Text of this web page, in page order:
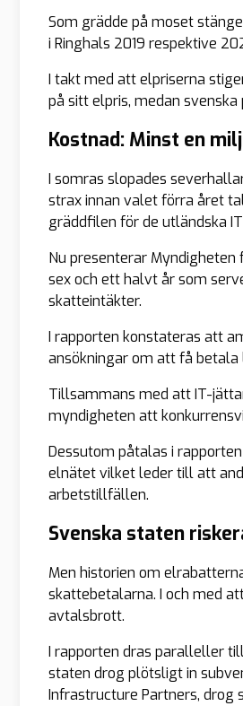
Som grädde på moset
i Ringhals 2019 respektive
I takt med att elpriserna
på sitt elpris, medan
Kostnad: Minst en
I somras slopades
strax innan valet förra året
gräddfilen för de utländska
Nu presenterar
sex och ett halvt år som
skatteintäkter.
I rapporten konstateras att
ansökningar om att få
Tillsammans med att IT-
myndigheten att
Dessutom påtalas i
elnätet vilket leder till att
arbetstillfällen.
Svenska staten
Men historien om
skattebetalarna. I och med
avtalsbrott.
I rapporten dras paralleller
staten drog plötsligt in
Infrastructure Partners, drog